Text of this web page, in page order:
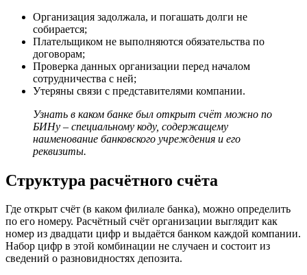
Организация задолжала, и погашать долги не
собирается;
Плательщиком не выполняются обязательства по
договорам;
Проверка данных организации перед началом
сотрудничества с ней;
Утеряны связи с представителями компании.
Узнать в каком банке был открыт счёт можно по
БИНу – специальному коду, содержащему
наименование банковского учреждения и его
реквизиты.
Структура расчётного счёта
Где открыт счёт (в каком филиале банка), можно определить
по его номеру. Расчётный счёт организации выглядит как
номер из двадцати цифр и выдаётся банком каждой компании.
Набор цифр в этой комбинации не случаен и состоит из
сведений о разновидностях депозита.